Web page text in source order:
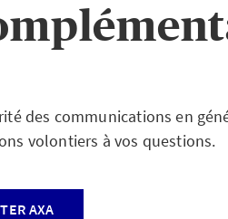
des communications en
volontiers à vos questions.
AXA